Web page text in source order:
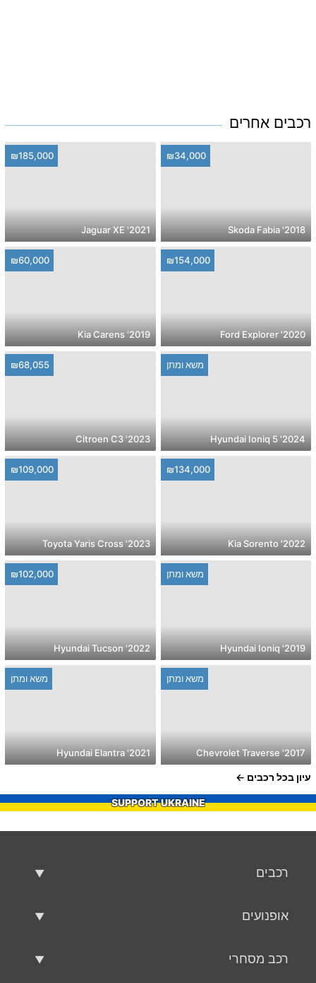
רכבים אחרים
₪34,000
2018' Skoda Fabia
₪185,000
2021' Jaguar XE
₪154,000
2020' Ford Explorer
₪60,000
2019' Kia Carens
משא ומתן
2024' Hyundai Ioniq 5
₪68,055
2023' Citroen C3
₪134,000
2022' Kia Sorento
₪109,000
2023' Toyota Yaris Cross
משא ומתן
2019' Hyundai Ioniq
₪102,000
2022' Hyundai Tucson
משא ומתן
2017' Chevrolet Traverse
משא ומתן
2021' Hyundai Elantra
עיון בכל רכבים
SUPPORT UKRAINE
רכבים
אופנועים
רכב מסחרי